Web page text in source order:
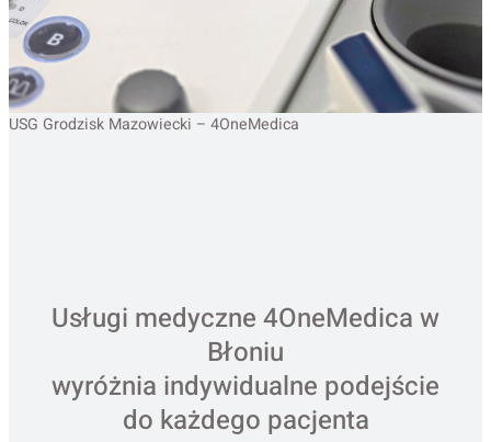
USG Grodzisk Mazowiecki – 4OneMedica
Usługi medyczne 4OneMedica w
Błoniu
wyróżnia indywidualne podejście
do każdego pacjenta